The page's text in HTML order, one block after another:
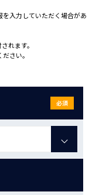
入力していただく場合があ
れます。
さい。
必須